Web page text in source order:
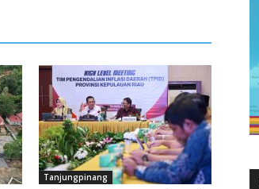
Tanjungpinang